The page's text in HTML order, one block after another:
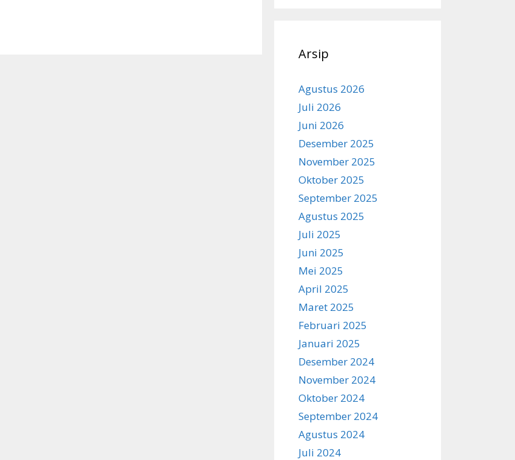
Arsip
Agustus 2026
Juli 2026
Juni 2026
Desember 2025
November 2025
Oktober 2025
September 2025
Agustus 2025
Juli 2025
Juni 2025
Mei 2025
April 2025
Maret 2025
Februari 2025
Januari 2025
Desember 2024
November 2024
Oktober 2024
September 2024
Agustus 2024
Juli 2024